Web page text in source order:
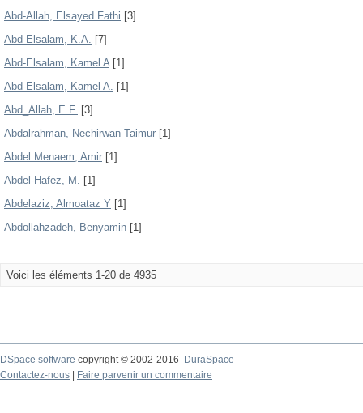
Abd-Allah, Elsayed Fathi [3]
Abd-Elsalam, K.A. [7]
Abd-Elsalam, Kamel A[1]
Abd-Elsalam, Kamel A. [1]
Abd_Allah, E.F. [3]
Abdalrahman, Nechirwan Taimur [1]
Abdel Menaem, Amir [1]
Abdel-Hafez, M. [1]
Abdelaziz, Almoataz Y [1]
Abdollahzadeh, Benyamin [1]
Voici les éléments 1-20 de 4935
DSpace software copyright © 2002-2016
DuraSpace
Contactez-nous
Faire parvenir un commentaire